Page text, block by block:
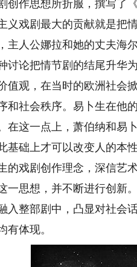
作思想所折服，撰写了
义戏剧最大的贡献就是把
主人公娜拉和她的丈夫
讨论把情节剧的结尾升华
值观，在当时的欧洲社会
和社会秩序。易卜生在他
在这一点上，萧伯纳和易
基础上才可以改变人的本性
戏剧创作理念，深信艺
一思想，并不断进行创新
入整部剧中，凸显对社会
有体现。